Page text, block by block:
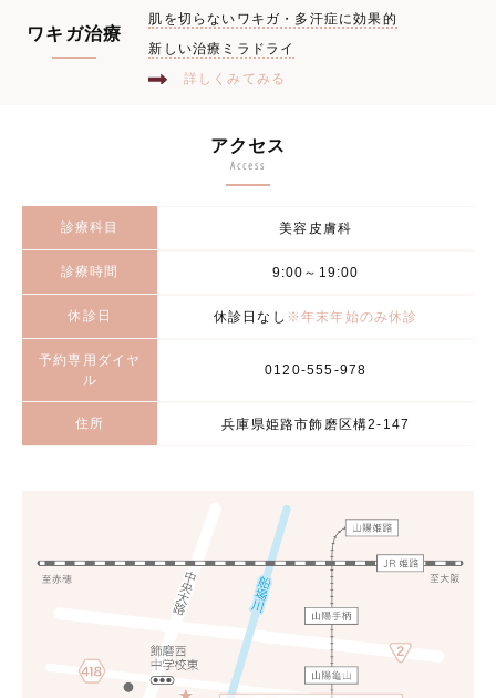
ワキガ治療
肌を切らないワキガ・多汗症に効果的
新しい治療ミラドライ
詳しくみてみる
アクセス
Access
診療科目 美容皮膚科
診療時間 9:00～19:00
休診日 休診日なし ※年末年始のみ休診
予約専用ダイヤ
ル
0120-555-978
住所 兵庫県姫路市飾磨区構2-147